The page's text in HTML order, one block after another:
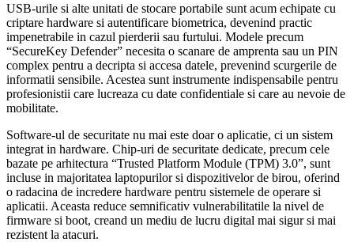
USB-urile si alte unitati de stocare portabile sunt acum echipate cu
criptare hardware si autentificare biometrica, devenind practic
impenetrabile in cazul pierderii sau furtului. Modele precum
“SecureKey Defender” necesita o scanare de amprenta sau un PIN
complex pentru a decripta si accesa datele, prevenind scurgerile de
informatii sensibile. Acestea sunt instrumente indispensabile pentru
profesionistii care lucreaza cu date confidentiale si care au nevoie de
mobilitate.
Software-ul de securitate nu mai este doar o aplicatie, ci un sistem
integrat in hardware. Chip-uri de securitate dedicate, precum cele
bazate pe arhitectura “Trusted Platform Module (TPM) 3.0”, sunt
incluse in majoritatea laptopurilor si dispozitivelor de birou, oferind
o radacina de incredere hardware pentru sistemele de operare si
aplicatii. Aceasta reduce semnificativ vulnerabilitatile la nivel de
firmware si boot, creand un mediu de lucru digital mai sigur si mai
rezistent la atacuri.